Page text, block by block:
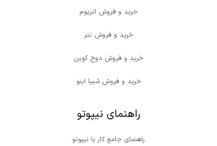
خرید و فروش اتریوم
خرید و فروش تتر
خرید و فروش دوج کوین
خرید و فروش شیبا اینو
راهنمای نیپوتو
راهنمای جامع کار با نیپوتو